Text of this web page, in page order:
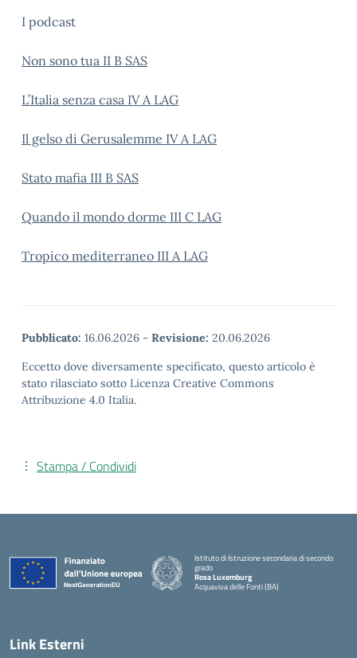
I podcast
Non sono tua II B SAS
L’Italia senza casa IV A LAG
Il gelso di Gerusalemme IV A LAG
Stato mafia III B SAS
Quando il mondo dorme III C LAG
Tropico mediterraneo III A LAG
Pubblicato: 16.06.2026 - Revisione: 20.06.2026
Eccetto dove diversamente specificato, questo articolo è
stato rilasciato sotto Licenza Creative Commons
Attribuzione 4.0 Italia.
Stampa / Condividi
Istituto di Istruzione secondaria di secondo
grado
Rosa Luxemburg
Acquaviva delle Fonti (BA)
Link Esterni